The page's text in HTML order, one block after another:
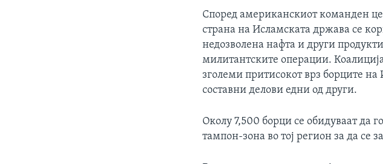
Според американскиот команден
страна на Исламската држава се
недозволена нафта и други
милитантските операции.
зголеми притисокот врз борците
составни делови едни од други.
Околу 7,500 борци се обидуваат да
тампон-зона во тој регион за да се